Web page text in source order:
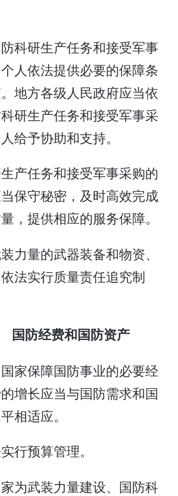
科研生产任务和接受军事
人依法提供必要的保障条
地方各级人民政府应当依
研生产任务和接受军事采
给予协助和支持。
产任务和接受军事采购的
保守秘密，及时高效完成
，提供相应的服务保障。
力量的武器装备和物资、
法实行质量责任追究制
国防经费和国防资产
家保障国防事业的必要经
增长应当与国防需求和国
相适应。
行预算管理。
为武装力量建设、国防科